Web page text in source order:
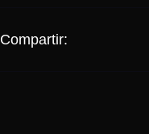
Compartir: